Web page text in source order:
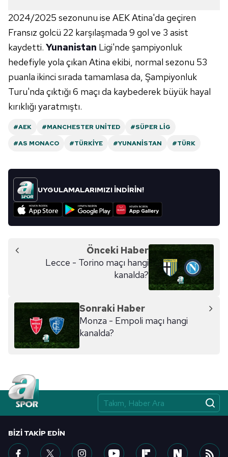
kullanılmaktadır. Diğer çerezler, sitemizin daha işlevsel
kılınması ve kişiselleştirilmesi ve sizlere yönelik
reklam/pazarlama faaliyetlerinin yapılması, amaçlarıyla
sınırlı olarak açık rızanız dahilinde kullanılacaktır.
Çerezlere ilişkin tercihlerinizi aşağıda yer alan panel
vasıtasıyla belirleyebilirsiniz. Çerezlere ilişkin detaylı bilgi
için Ayarlar butonuna tıklayabilir,
Metnimizi
ziyaret edebilirsiniz.
6698 sayılı Kişisel Verilerin Korunması Kanunu uyarınca
2024/2025 sezonunu ise AEK Atina'da geçiren
Fransız golcü 22 karşılaşmada 9 gol ve 3 asist
kaydetti. Yunanistan Ligi'nde şampiyonluk
hedefiyle yola çıkan Atina ekibi, normal sezonu 53
puanla ikinci sırada tamamlasa da, Şampiyonluk
Turu'nda çıktığı 6 maçı da kaybederek büyük hayal
kırıklığı yaratmıştı.
#AEK #MANCHESTER UNITED
#SÜPER LIG
#AS MONACO
#TÜRKIYE #YUNANISTAN #TÜRK
UYGULAMALARIMIZI İNDİRİN!
Önceki Haber
Lecce - Torino maçı hangi
kanalda?
Sonraki Haber
Monza - Empoli maçı hangi
kanalda?
BIZI TAKIP EDIN